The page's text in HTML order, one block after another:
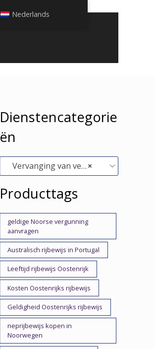
Dienstencategorie
ën
×
Vervanging van verloren of beschadigde paspoorten (0)
Producttags
geldige Noorse vergunning
aanvragen
Australisch rijbewijs in Portugal
Leeftijd rijbewijs Oostenrijk
Kosten Oostenrijks rijbewijs
Geldigheid Oostenrijks rijbewijs
neprijbewijs kopen in
Noorwegen
Nederlands